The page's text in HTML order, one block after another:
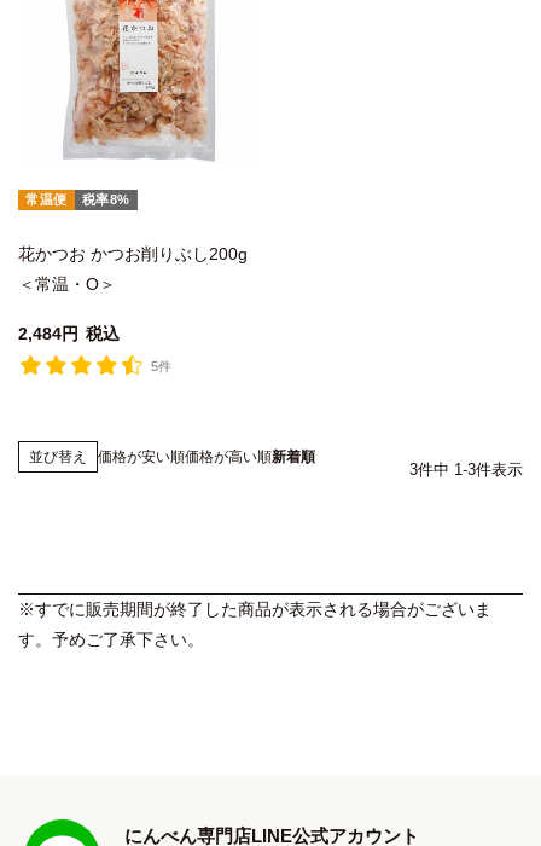
常温便 税率8%
花かつお かつお削りぶし200g
＜常温・O＞
2,484 税込
5件
並び替え 価格が安い順価格が高い順新着順
3件中 1 -3件表示
※すでに販売期間が終了した商品が表示される場合がございま
す。予めご了承下さい。
にんべん専門店LINE公式アカウント